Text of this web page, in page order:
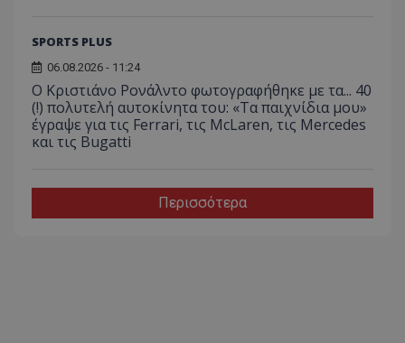
SPORTS PLUS
06.08.2026 - 11:24
Ο Κριστιάνο Ρονάλντο φωτογραφήθηκε με τα... 40
(!) πολυτελή αυτοκίνητα του: «Τα παιχνίδια μου»
έγραψε για τις Ferrari, τις McLaren, τις Mercedes
και τις Bugatti
Περισσότερα